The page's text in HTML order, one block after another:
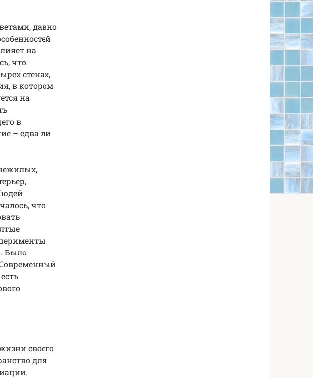
давно
на
что
стенах,
в котором
на
в
– едва ли
что
Было
своего
для